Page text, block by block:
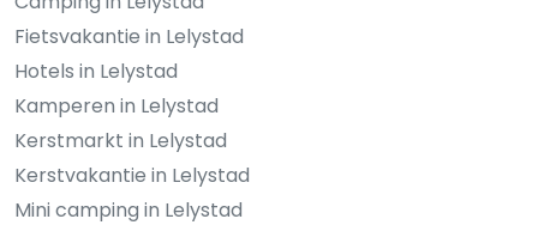
Fietsvakantie in Lelystad
Hotels in Lelystad
Kamperen in Lelystad
Kerstmarkt in Lelystad
Kerstvakantie in Lelystad
Mini camping in Lelystad